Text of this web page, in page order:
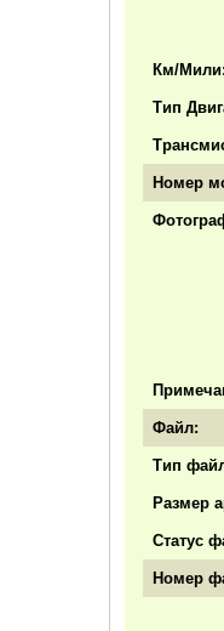
Км/Мили:
Тип
Номер
Файл:
Тип
Размер
Статус
Номер